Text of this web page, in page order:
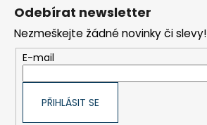
Odebírat newsletter
Nezmeškejte žádné novinky či slevy!
E-mail
PŘIHLÁSIT SE